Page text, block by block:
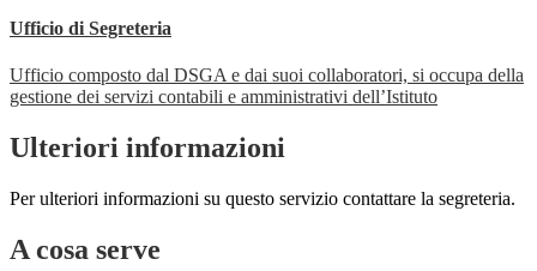
Ufficio di Segreteria
Ufficio composto dal DSGA e dai suoi collaboratori, si occupa della
gestione dei servizi contabili e amministrativi dell’Istituto
Ulteriori informazioni
Per ulteriori informazioni su questo servizio contattare la segreteria.
A cosa serve